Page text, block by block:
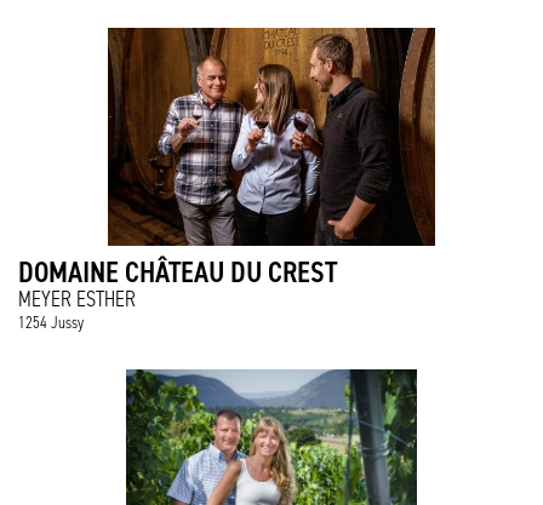
DOMAINE CHÂTEAU DU CREST
MEYER ESTHER
1254 Jussy